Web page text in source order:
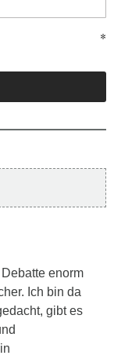
enorm
Ich bin da
gibt es